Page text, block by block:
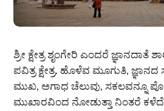
ಶ್ರೀ ಕ್ಷೇತ್ರ ಶೃಂಗೇರಿ ಎಂದರೆ
ಪವಿತ್ರ ಕ್ಷೇತ್ರ. ಹೊಳೆವ ಮೂಗುತಿ,
ಮುಖ, ಅಗಾಧ ಚೆಲುವು, ಸಕಲವನ್ನೂ
ಮುಖಾರವಿಂದ ನೋಡುತ್ತಾ ನಿಂತರೆ